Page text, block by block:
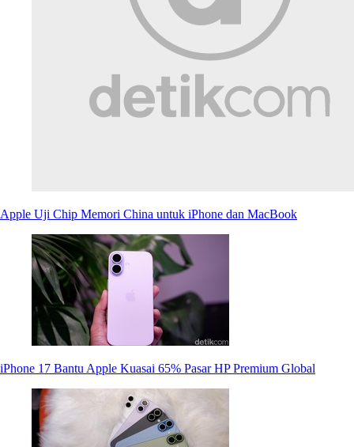
Apple Uji Chip Memori China untuk iPhone dan MacBook
iPhone 17 Bantu Apple Kuasai 65% Pasar HP Premium Global